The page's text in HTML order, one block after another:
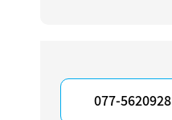
077-5620928